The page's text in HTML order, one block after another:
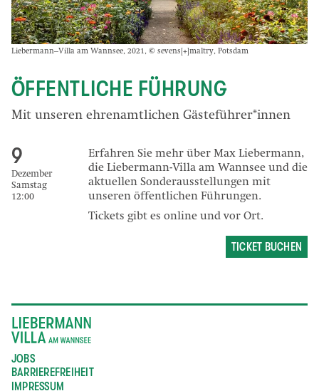
Liebermann–Villa am Wannsee, 2021, © sevens[+]maltry, Potsdam
ÖFFENTLICHE FÜHRUNG
Mit unseren ehrenamtlichen Gästeführer*innen
Erfahren Sie mehr über Max Liebermann,
die Liebermann-Villa am Wannsee und die
aktuellen Sonderausstellungen mit
unseren öffentlichen Führungen.
Tickets gibt es online und vor Ort.
9
Dezember
Samstag
12:00
TICKET BUCHEN
JOBS
BARRIEREFREIHEIT
IMPRESSUM